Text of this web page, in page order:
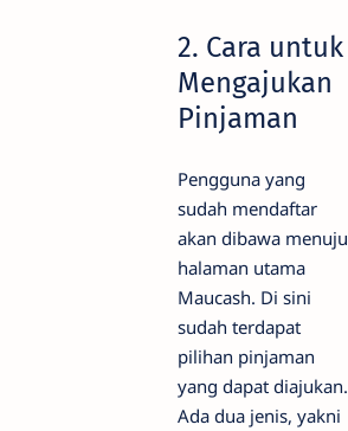
2. Cara untuk
Mengajukan
Pinjaman
Pengguna yang
sudah mendaftar
akan dibawa menuju
halaman utama
Maucash. Di sini
sudah terdapat
pilihan pinjaman
yang dapat diajukan.
Ada dua jenis, yakni